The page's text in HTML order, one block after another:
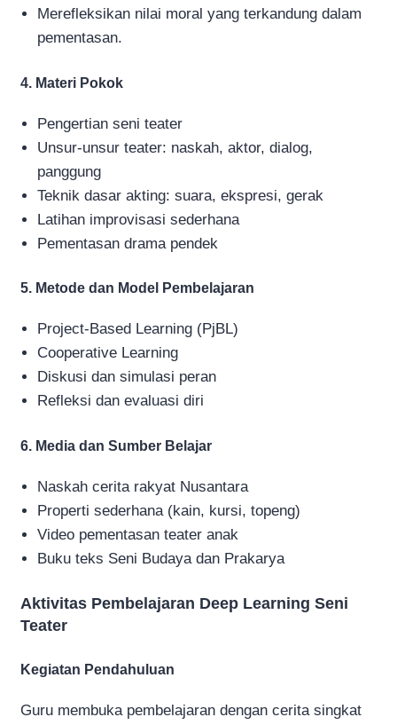
Merefleksikan nilai moral yang terkandung dalam
pementasan.
4. Materi Pokok
Pengertian seni teater
Unsur-unsur teater: naskah, aktor, dialog,
panggung
Teknik dasar akting: suara, ekspresi, gerak
Latihan improvisasi sederhana
Pementasan drama pendek
5. Metode dan Model Pembelajaran
Project-Based Learning (PjBL)
Cooperative Learning
Diskusi dan simulasi peran
Refleksi dan evaluasi diri
6. Media dan Sumber Belajar
Naskah cerita rakyat Nusantara
Properti sederhana (kain, kursi, topeng)
Video pementasan teater anak
Buku teks Seni Budaya dan Prakarya
Aktivitas Pembelajaran Deep Learning Seni
Teater
Kegiatan Pendahuluan
Guru membuka pembelajaran dengan cerita singkat